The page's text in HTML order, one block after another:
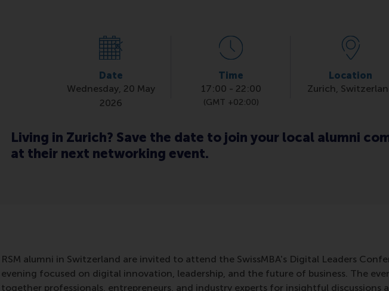
Date
Wednesday, 20 May
2026
Time
17:00 - 22:00
(GMT +02:00)
Location
Zurich,
Living in Zurich? Save the date to join your local alumni
at their next networking event.
RSM alumni in Switzerland are invited to attend the SwissMBA's Digital Leaders
evening focused on digital innovation, leadership, and the future of business. The
together professionals, entrepreneurs, and industry experts for insightful discussions